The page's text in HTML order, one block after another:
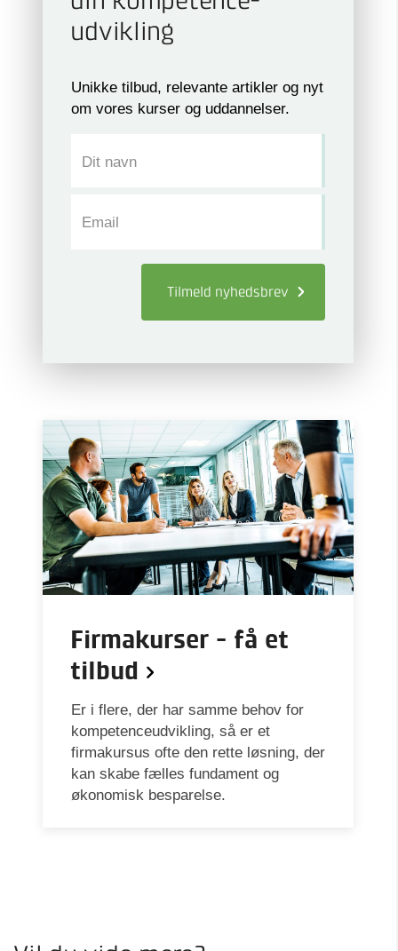
udvikling
Unikke tilbud, relevante artikler og nyt
om vores kurser og uddannelser.
Dit navn
Email
Tilmeld nyhedsbrev
Firmakurser - få et
tilbud
Er i flere, der har samme behov for
kompetenceudvikling, så er et
firmakursus ofte den rette løsning, der
kan skabe fælles fundament og
økonomisk besparelse.